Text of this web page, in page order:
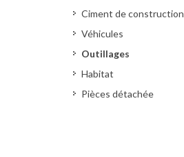
Ciment de construction
Véhicules
Outillages
Habitat
Pièces détachée